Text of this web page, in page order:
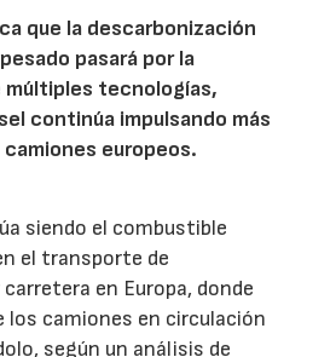
que la descarbonización
pasará por la
múltiples tecnologías,
continúa impulsando más
europeos.
siendo el combustible
el transporte de
en Europa, donde
los camiones en circulación
según un análisis de